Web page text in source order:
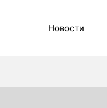
Новости